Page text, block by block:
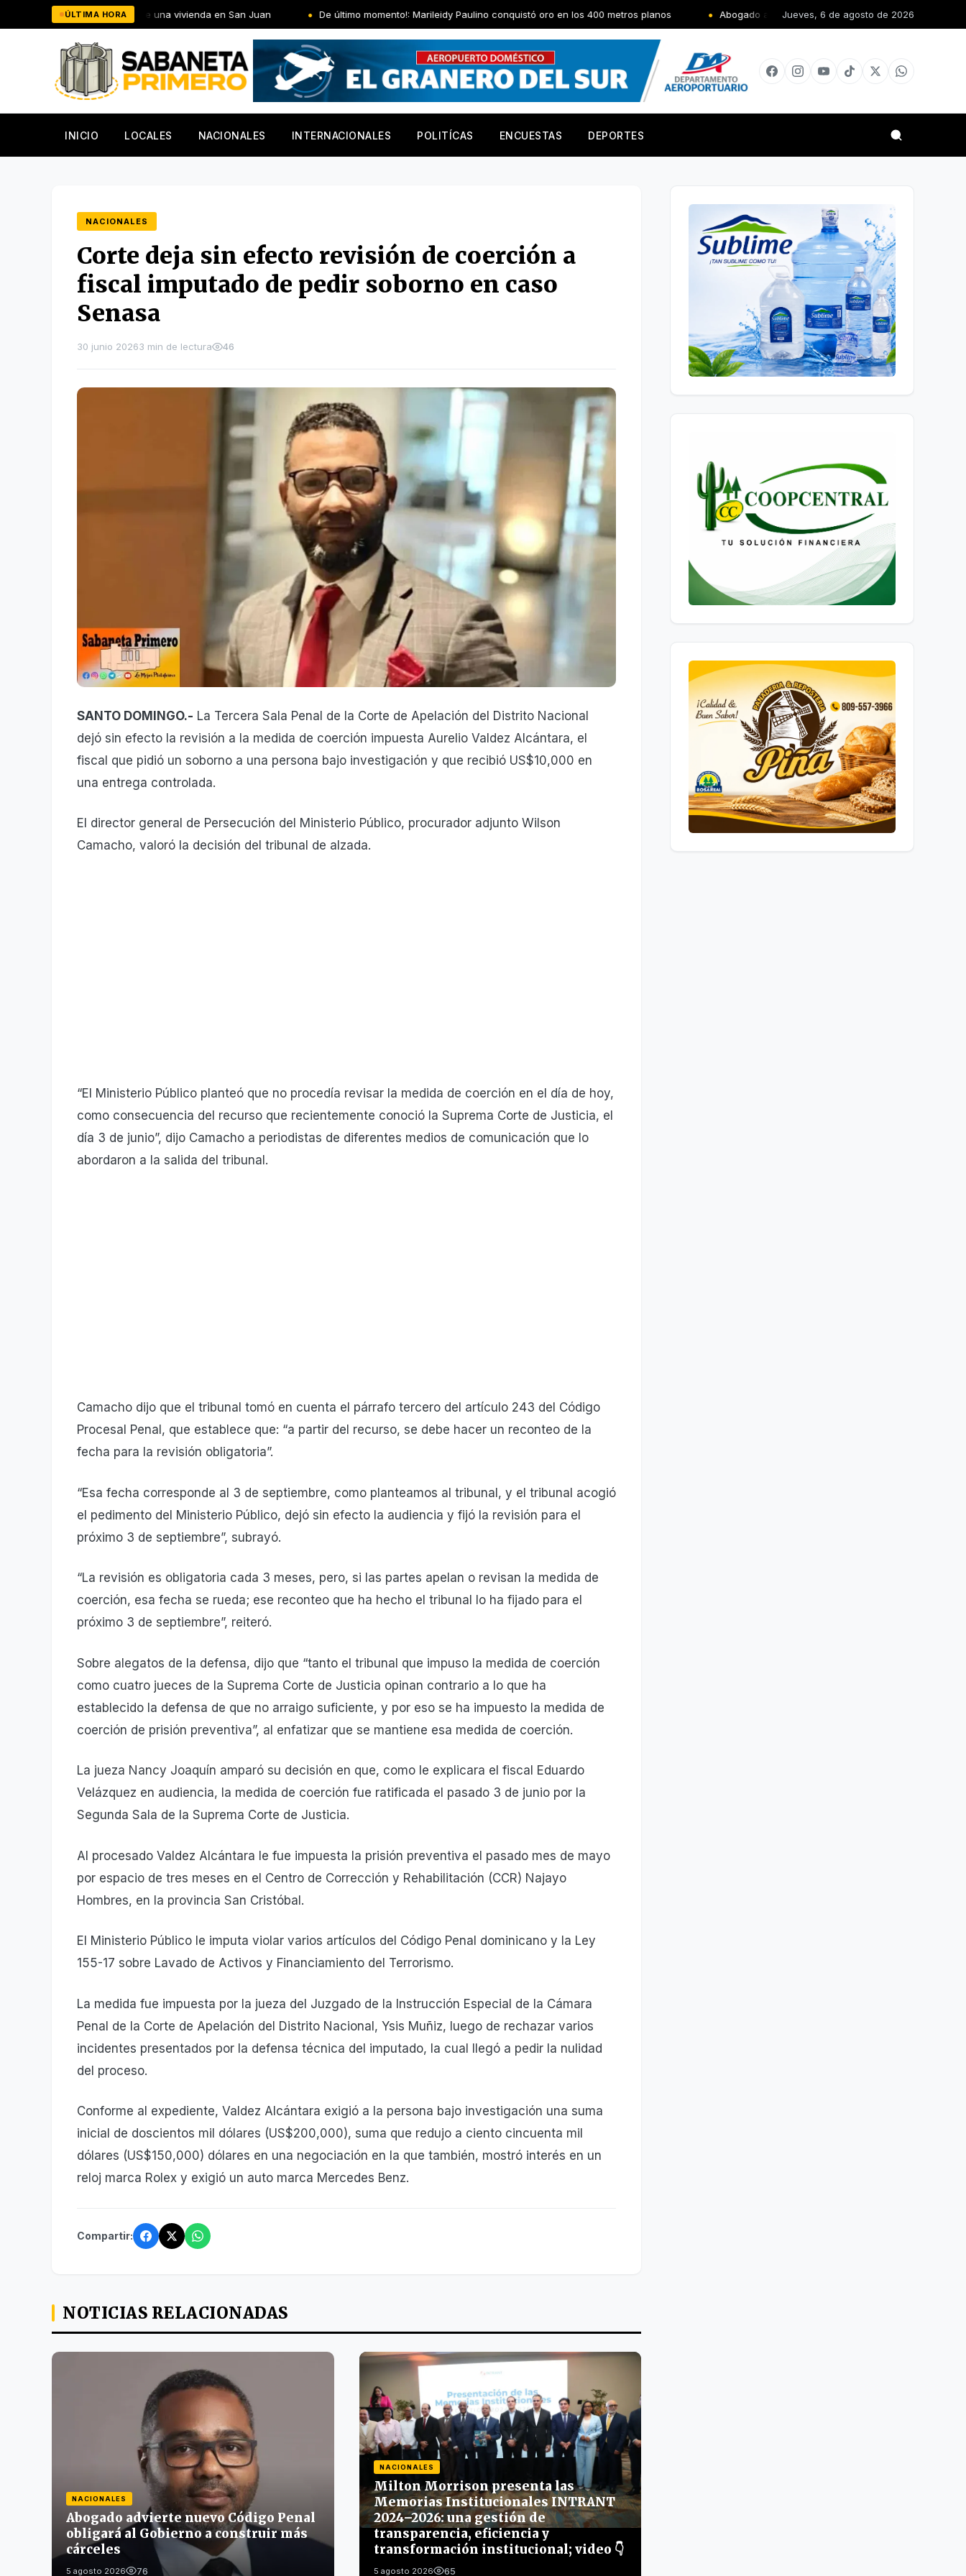
al
ÚLTIMA HORA
de una vivienda en San Juan De último momento!: Marileidy Paulino conquistó oro en los 400 metros planos Abogado advierte nuevo Código Penal obligará al Gobierno a construir
Jueves, 6 de agosto de 2026
INICIO LOCALES NACIONALES INTERNACIONALES POLITÍCAS ENCUESTAS DEPORTES
NACIONALES
Corte deja sin efecto revisión de coerción a
fiscal imputado de pedir soborno en caso
Senasa
30 junio 20263 min de lectura 46
SANTO DOMINGO.- La Tercera Sala Penal de la Corte de Apelación del Distrito Nacional
dejó sin efecto la revisión a la medida de coerción impuesta Aurelio Valdez Alcántara, el
fiscal que pidió un soborno a una persona bajo investigación y que recibió US$10,000 en
una entrega controlada.
El director general de Persecución del Ministerio Público, procurador adjunto Wilson
Camacho, valoró la decisión del tribunal de alzada.
“El Ministerio Público planteó que no procedía revisar la medida de coerción en el día de hoy,
como consecuencia del recurso que recientemente conoció la Suprema Corte de Justicia, el
día 3 de junio”, dijo Camacho a periodistas de diferentes medios de comunicación que lo
abordaron a la salida del tribunal.
Camacho dijo que el tribunal tomó en cuenta el párrafo tercero del artículo 243 del Código
Procesal Penal, que establece que: “a partir del recurso, se debe hacer un reconteo de la
fecha para la revisión obligatoria”.
“Esa fecha corresponde al 3 de septiembre, como planteamos al tribunal, y el tribunal acogió
el pedimento del Ministerio Público, dejó sin efecto la audiencia y fijó la revisión para el
próximo 3 de septiembre”, subrayó.
“La revisión es obligatoria cada 3 meses, pero, si las partes apelan o revisan la medida de
coerción, esa fecha se rueda; ese reconteo que ha hecho el tribunal lo ha fijado para el
próximo 3 de septiembre”, reiteró.
Sobre alegatos de la defensa, dijo que “tanto el tribunal que impuso la medida de coerción
como cuatro jueces de la Suprema Corte de Justicia opinan contrario a lo que ha
establecido la defensa de que no arraigo suficiente, y por eso se ha impuesto la medida de
coerción de prisión preventiva”, al enfatizar que se mantiene esa medida de coerción.
La jueza Nancy Joaquín amparó su decisión en que, como le explicara el fiscal Eduardo
Velázquez en audiencia, la medida de coerción fue ratificada el pasado 3 de junio por la
Segunda Sala de la Suprema Corte de Justicia.
Al procesado Valdez Alcántara le fue impuesta la prisión preventiva el pasado mes de mayo
por espacio de tres meses en el Centro de Corrección y Rehabilitación (CCR) Najayo
Hombres, en la provincia San Cristóbal.
El Ministerio Público le imputa violar varios artículos del Código Penal dominicano y la Ley
155-17 sobre Lavado de Activos y Financiamiento del Terrorismo.
La medida fue impuesta por la jueza del Juzgado de la Instrucción Especial de la Cámara
Penal de la Corte de Apelación del Distrito Nacional, Ysis Muñiz, luego de rechazar varios
incidentes presentados por la defensa técnica del imputado, la cual llegó a pedir la nulidad
del proceso.
Conforme al expediente, Valdez Alcántara exigió a la persona bajo investigación una suma
inicial de doscientos mil dólares (US$200,000), suma que redujo a ciento cincuenta mil
dólares (US$150,000) dólares en una negociación en la que también, mostró interés en un
reloj marca Rolex y exigió un auto marca Mercedes Benz.
Compartir:
NOTICIAS RELACIONADAS
NACIONALES
Abogado advierte nuevo Código Penal
obligará al Gobierno a construir más
cárceles
5 agosto 2026 76
NACIONALES
Milton Morrison presenta las
Memorias Institucionales INTRANT
2024–2026: una gestión de
transparencia, eficiencia y
transformación institucional; video 👇
5 agosto 2026 65